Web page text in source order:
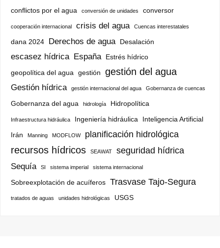
conflictos por el agua conversión de unidades conversor
cooperación internacional crisis del agua Cuencas interestatales
dana 2024 Derechos de agua Desalación
escasez hídrica España
Estrés hídrico
geopolítica del agua gestión gestión del agua
Gestión hídrica gestión internacional del agua Gobernanza de cuencas
Gobernanza del agua hidrología Hidropolítica
Infraestructura hidráulica Ingeniería hidráulica
Inteligencia Artificial
Irán
Manning MODFLOW planificación hidrológica
recursos hídricos SEAWAT seguridad hídrica
Sequía SI sistema imperial sistema internacional
Sobreexplotación de acuíferos Trasvase Tajo-Segura
tratados de aguas unidades hidrológicas USGS